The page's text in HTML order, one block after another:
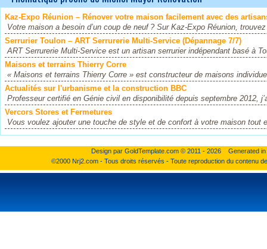
Kaz‑Expo Réunion – Rénover votre maison facilement avec des
Votre maison a besoin d’un coup de neuf ? Sur Kaz‑Expo Réunion,
Serrurier Toulon – ART Serrurerie Multi-Service (Dépannage 7/7)
ART Serrurerie Multi-Service est un artisan serrurier indépendant basé à
Maisons et terrains Thierry Corre
« Maisons et terrains Thierry Corre » est constructeur de maisons
Actualités sur l'urbanisme et la construction BBC
Professeur certifié en Génie civil en disponibilité depuis septembre 2012,
Vercors Stores et Fermetures
Vous voulez ajouter une touche de style et de confort à votre maison tout
Design par GoldTemplate.com © 2011 - 2026 Generated
©2000 Nrj2.com - Tous droits réservés - Toute reproduction du contenu